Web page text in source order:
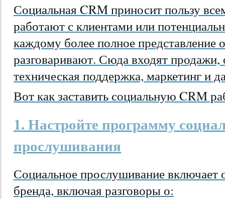
Социальная CRM приносит пользу
работают с клиентами или
каждому более полное
разговаривают. Сюда входят продажи,
техническая поддержка, маркетинг и
Вот как заставить социальную CRM
1. Настройте программу
прослушивания
Социальное прослушивание включает
бренда, включая разговоры о: